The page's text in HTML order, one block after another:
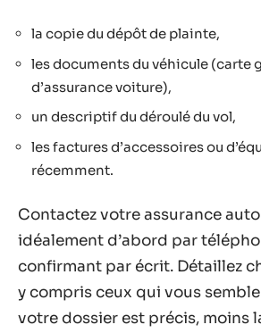
la copie du dépôt de plainte,
les documents du véhicule (carte
d’assurance voiture),
un descriptif du déroulé du vol,
les factures d’accessoires ou
récemment.
Contactez votre assurance
idéalement d’abord par
confirmant par écrit. Détaillez
y compris ceux qui vous
votre dossier est précis, moins